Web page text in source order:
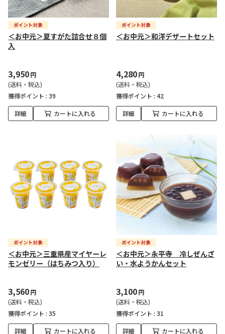
＜お中元＞夏すがた詰合せ８個
入
3,950円
(送料・税込)
獲得ポイント : 39
詳細 カートに入れる
＜お中元＞和洋デザートセット
4,280円
(送料・税込)
獲得ポイント : 42
詳細 カートに入れる
＜お中元＞三重県産マイヤーレ
モンゼリー（はちみつ入り）
3,560円
(送料・税込)
獲得ポイント : 35
詳細 カートに入れる
＜お中元＞永平寺 冷しぜんざ
い・水ようかんセット
3,100円
(送料・税込)
獲得ポイント : 31
詳細 カートに入れる